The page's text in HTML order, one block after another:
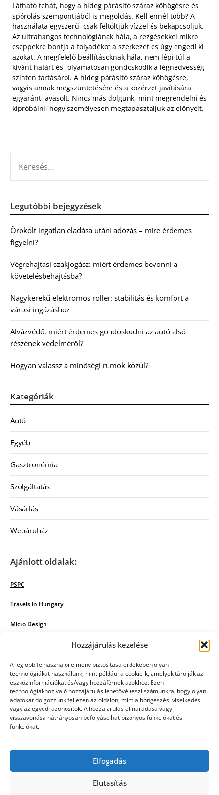
Hozzájárulás kezelése
A legjobb felhasználói élmény biztosítása érdekében olyan
technológiákat használunk, mint például a cookie-k, amelyek tárolják az
eszközinformációkat és/vagy hozzáférnek azokhoz. Ezen
technológiákhoz való hozzájárulás lehetővé teszi számunkra, hogy olyan
adatokat dolgozzunk fel ezen az oldalon, mint a böngészési viselkedés
vagy az egyedi azonosítók. A hozzájárulás elmaradása vagy
visszavonása hátrányosan befolyásolhat bizonyos funkciókat és
funkciókat.
Elfogadás
Elutasítás
Látható tehát, hogy a hideg párásító száraz köhögésre és
spórolás szempontjából is megoldás. Kell ennél több? A
használata egyszerű, csak feltöltjük vízzel és bekapcsoljuk.
Az ultrahangos technológiának hála, a rezgésekkel mikro
cseppekre bontja a folyadékot a szerkezet és úgy engedi ki
azokat. A megfelelő beállításoknak hála, nem lépi túl a
kívánt határt és folyamatosan gondoskodik a légnedvesség
szinten tartásáról. A hideg párásító száraz köhögésre,
vagyis annak megszüntetésére és a közérzet javítására
egyaránt javasolt. Nincs más dolgunk, mint megrendelni és
kipróbálni, hogy személyesen megtapasztaljuk az előnyeit.
Legutóbbi bejegyzések
Örökölt ingatlan eladása utáni adózás – mire érdemes
figyelni?
Végrehajtási szakjogász: miért érdemes bevonni a
követelésbehajtásba?
Nagykerekű elektromos roller: stabilitás és komfort a
városi ingázáshoz
Alvázvédő: miért érdemes gondoskodni az autó alsó
részének védelméről?
Hogyan válassz a minőségi rumok közül?
Kategóriák
Autó
Egyéb
Gasztronómia
Szolgáltatás
Vásárlás
Webáruház
Ajánlott oldalak:
PSPC
Travels in Hungary
Micro Design
Poiwiki
Öntözőrendszer
Jazz Steps
Unicorn Multipro